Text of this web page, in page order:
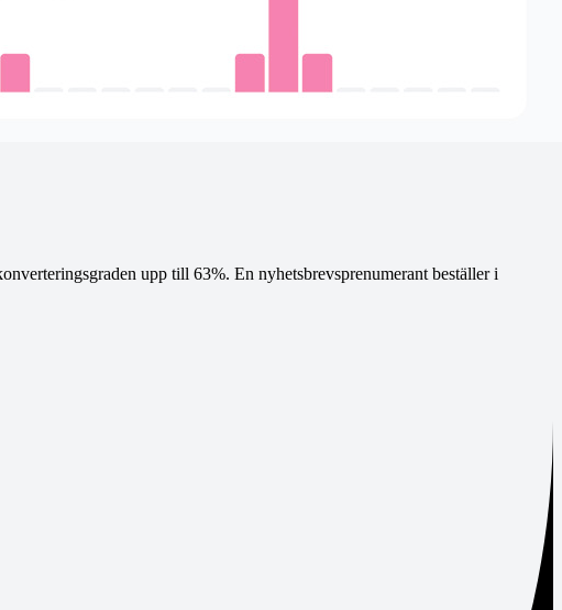
upp till 63%. En nyhetsbrevsprenumerant beställer i